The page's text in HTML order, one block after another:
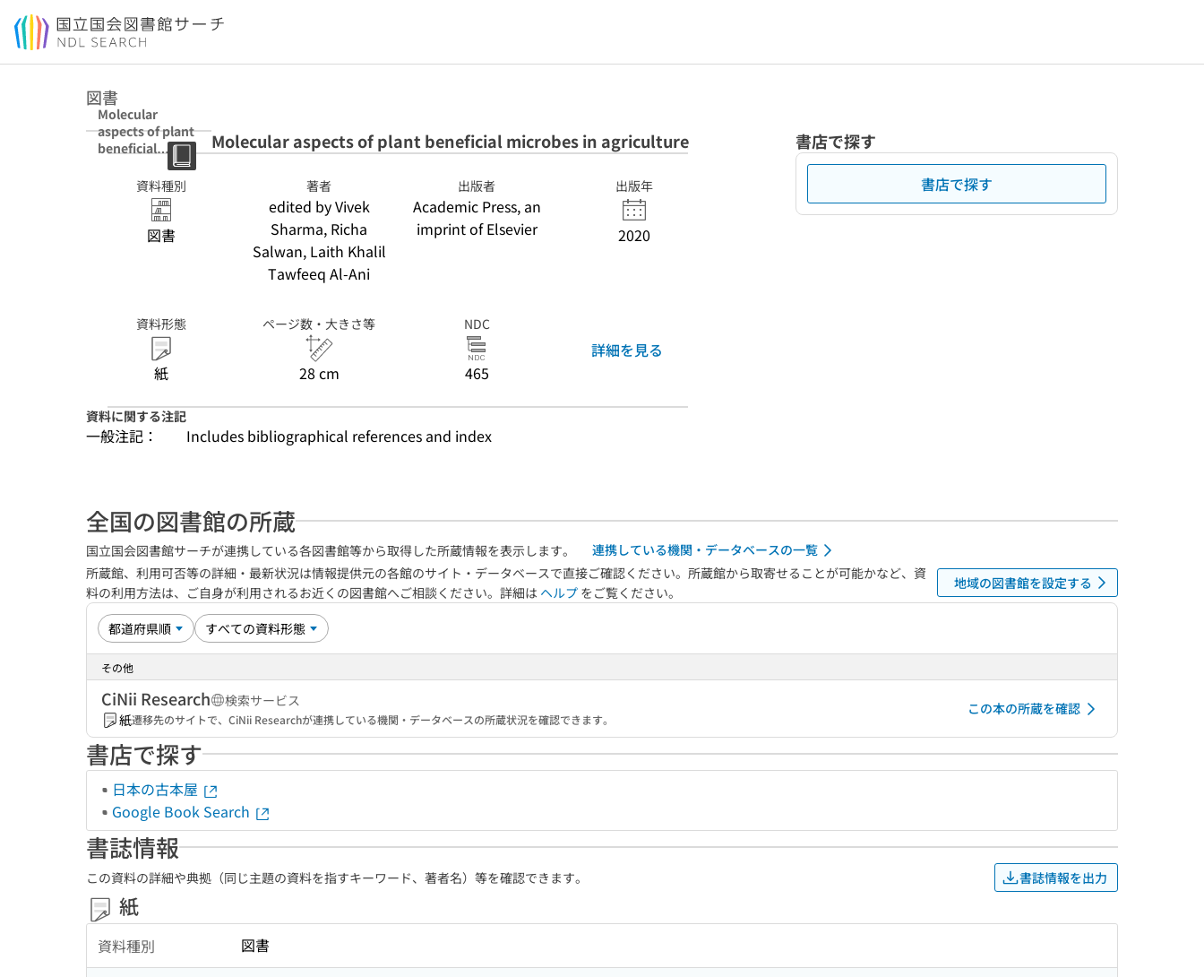
本文へ移動
図書
Molecular
aspects of plant
beneficial
agriculture
Molecular aspects of plant beneficial microbes in agriculture
資料種別
図書
著者
edited by Vivek
Sharma, Richa
Salwan, Laith Khalil
Tawfeeq Al-Ani
出版者
Academic Press, an
imprint of Elsevier
出版年
2020
資料形態
紙
ページ数・大きさ等
28 cm
NDC
465
詳細を見る
資料に関する注記
一般注記： Includes bibliographical references and index
書店で探す
書店で探す
全国の図書館の所蔵
国立国会図書館サーチが連携している各図書館等から取得した所蔵情報を表示します。
連携している機関・データベースの一覧
所蔵館、利用可否等の詳細・最新状況は情報提供元の各館のサイト・データベースで直接ご確認ください。所蔵館から取寄せることが可能かなど、資
料の利用方法は、ご自身が利用されるお近くの図書館へご相談ください。詳細は ヘルプ をご覧ください。
地域の図書館を設定する
その他
CiNii Research
検索サービス
紙遷移先のサイトで、CiNii Researchが連携している機関・データベースの所蔵状況を確認できます。
この本の所蔵を確認
書店で探す
日本の古本屋
Google Book Search
書誌情報
この資料の詳細や典拠（同じ主題の資料を指すキーワード、著者名）等を確認できます。 書誌情報を出力
紙
資料種別 図書